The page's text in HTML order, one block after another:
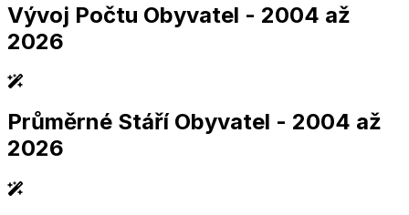
Vývoj Počtu Obyvatel - 2004 až
2026
2,005 2,010 2,015 2,020 2,025
2,005 2,010 2,015 2,020 2,025
Průměrné Stáří Obyvatel - 2004 až
2026